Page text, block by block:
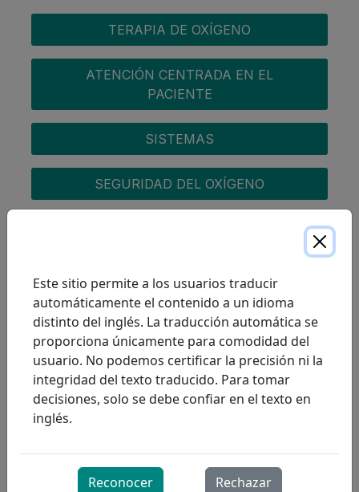
OXYGEN MENUTERAPIA DE OXÍGENO
ATENCIÓN CENTRADA EN EL
PACIENTE
SISTEMAS
SEGURIDAD DEL OXÍGENO
PREGUNTAS FRECUENTES SOBRE LA
TERAPIA DE OXÍGENO
COPD
Este sitio permite a los usuarios traducir
automáticamente el contenido a un idioma
distinto del inglés. La traducción automática se
proporciona únicamente para comodidad del
usuario. No podemos certificar la precisión ni la
integridad del texto traducido. Para tomar
decisiones, solo se debe confiar en el texto en
inglés.
Reconocer Rechazar